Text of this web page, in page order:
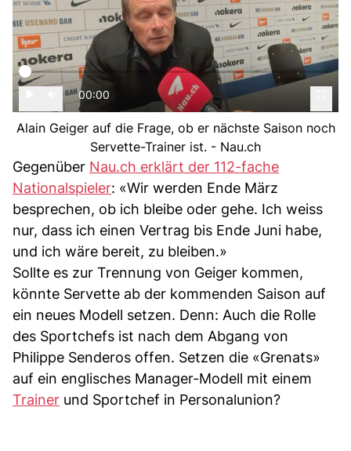
00:00
Alain Geiger auf die Frage, ob er nächste Saison noch
Servette-Trainer ist. - Nau.ch
Gegenüber Nau.ch erklärt der 112-fache
Nationalspieler: «Wir werden Ende März
besprechen, ob ich bleibe oder gehe. Ich weiss
nur, dass ich einen Vertrag bis Ende Juni habe,
und ich wäre bereit, zu bleiben.»
Sollte es zur Trennung von Geiger kommen,
könnte Servette ab der kommenden Saison auf
ein neues Modell setzen. Denn: Auch die Rolle
des Sportchefs ist nach dem Abgang von
Philippe Senderos offen. Setzen die «Grenats»
auf ein englisches Manager-Modell mit einem
Trainer und Sportchef in Personalunion?